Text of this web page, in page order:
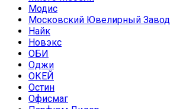
Модис
Московский Ювелирный Завод
Найк
Новэкс
ОБИ
Оджи
ОКЕЙ
Остин
Офисмаг